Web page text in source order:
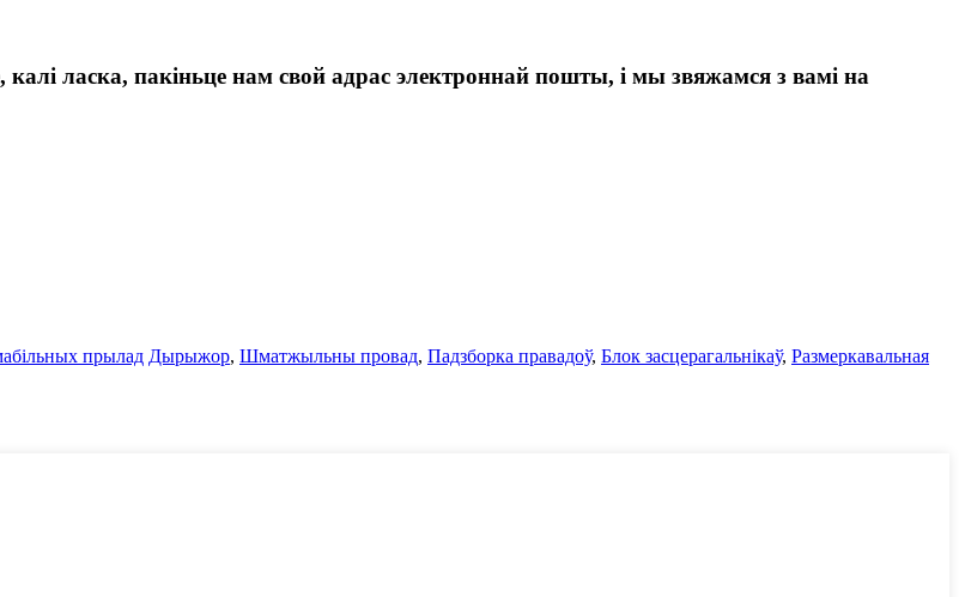
ласка, пакіньце нам свой адрас электроннай пошты, і мы звяжамся з вамі на
прылад Дырыжор, Шматжыльны провад, Падзборка правадоў, Блок засцерагальнікаў, Размеркавальная